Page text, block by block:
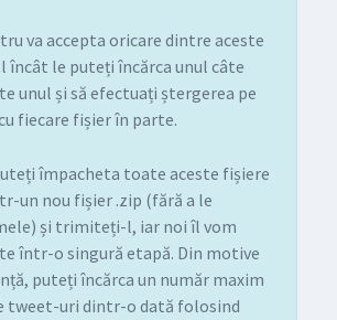
va accepta oricare dintre aceste
încât le puteți încărca unul câte
unul și să efectuați ștergerea pe
fiecare fișier în parte.
împacheta toate aceste fișiere
un nou fișier .zip (fără a le
și trimiteți-l, iar noi îl vom
într-o singură etapă. Din motive
puteți încărca un număr maxim
tweet-uri dintr-o dată folosind